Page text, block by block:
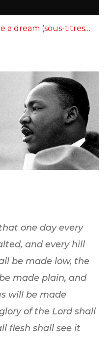
a dream (sous-titres…
one day every
and every hill
be made low, the
made plain, and
will be made
of the Lord shall
flesh shall see it